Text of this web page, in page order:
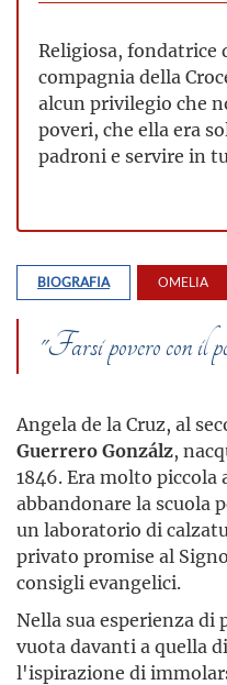
Religiosa, fondatrice
compagnia della
alcun privilegio che
poveri, che ella era
padroni e servire in
BIOGRAFIA OMELIA
"Farsi povero con il
Angela de la Cruz, al
Guerrero Gonzálz,
1846. Era molto piccola
abbandonare la scuola
un laboratorio di
privato promise al
consigli evangelici.
Nella sua esperienza di
vuota davanti a quella
l'ispirazione di